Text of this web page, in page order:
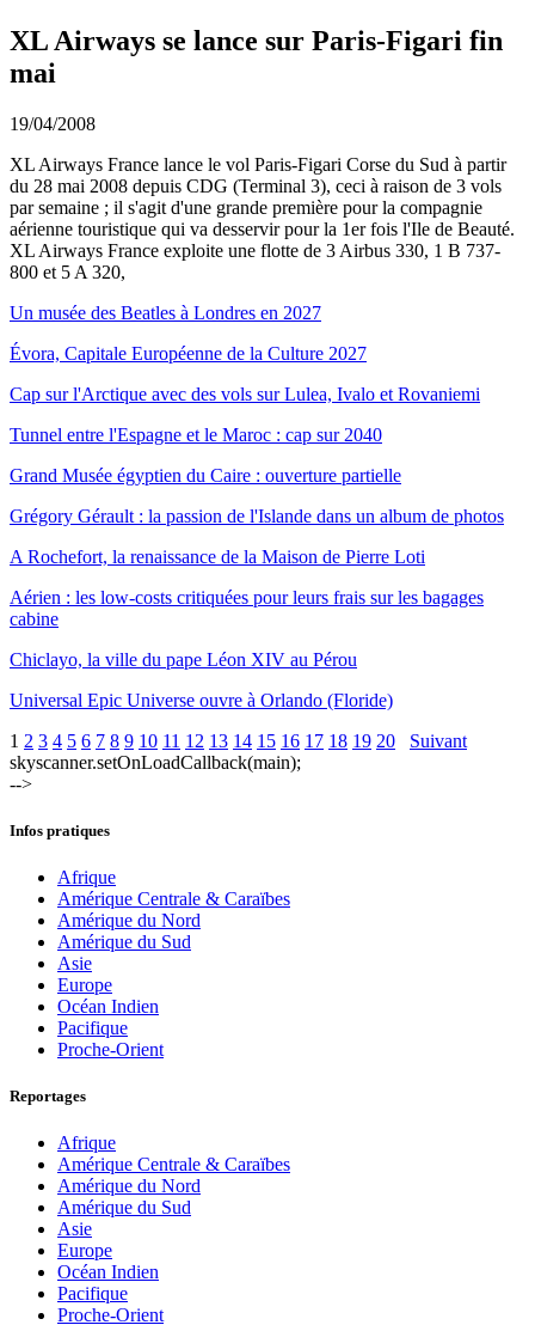
XL Airways se lance sur Paris-Figari fin
mai
19/04/2008
XL Airways France lance le vol Paris-Figari Corse du Sud à partir
du 28 mai 2008 depuis CDG (Terminal 3), ceci à raison de 3 vols
par semaine ; il s'agit d'une grande première pour la compagnie
aérienne touristique qui va desservir pour la 1er fois l'Ile de Beauté.
XL Airways France exploite une flotte de 3 Airbus 330, 1 B 737-
800 et 5 A 320,
Un musée des Beatles à Londres en 2027
Évora, Capitale Européenne de la Culture 2027
Cap sur l'Arctique avec des vols sur Lulea, Ivalo et Rovaniemi
Tunnel entre l'Espagne et le Maroc : cap sur 2040
Grand Musée égyptien du Caire : ouverture partielle
Grégory Gérault : la passion de l'Islande dans un album de photos
A Rochefort, la renaissance de la Maison de Pierre Loti
Aérien : les low-costs critiquées pour leurs frais sur les bagages
cabine
Chiclayo, la ville du pape Léon XIV au Pérou
Universal Epic Universe ouvre à Orlando (Floride)
1 2 3 4 5 6 7 8 9 10 11 12 13 14 15 16 17 18 19 20
Suivant
skyscanner.setOnLoadCallback(main);
-->
Infos pratiques
Afrique
Amérique Centrale & Caraïbes
Amérique du Nord
Amérique du Sud
Asie
Europe
Océan Indien
Pacifique
Proche-Orient
Reportages
Afrique
Amérique Centrale & Caraïbes
Amérique du Nord
Amérique du Sud
Asie
Europe
Océan Indien
Pacifique
Proche-Orient